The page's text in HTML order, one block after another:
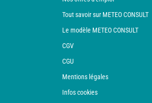
Tout savoir sur METEO CONSULT
Le modèle METEO CONSULT
CGV
CGU
Mentions légales
Infos cookies